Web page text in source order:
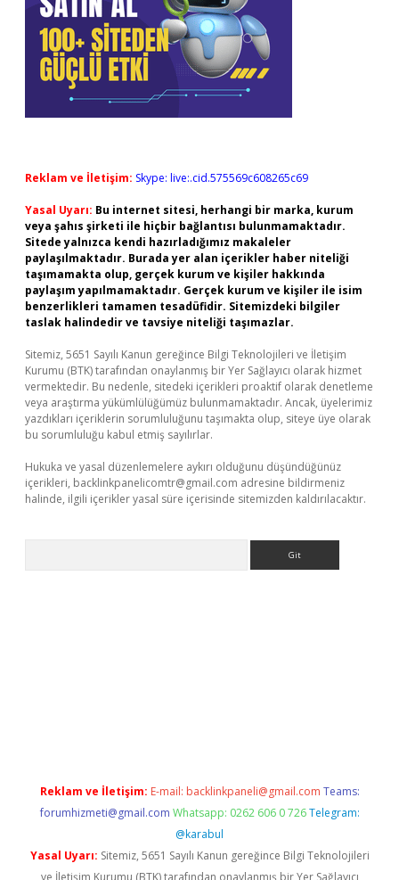
Reklam ve İletişim: Skype: live:.cid.575569c608265c69
Yasal Uyarı: Bu internet sitesi, herhangi bir marka, kurum
veya şahıs şirketi ile hiçbir bağlantısı bulunmamaktadır.
Sitede yalnızca kendi hazırladığımız makaleler
paylaşılmaktadır. Burada yer alan içerikler haber niteliği
taşımamakta olup, gerçek kurum ve kişiler hakkında
paylaşım yapılmamaktadır. Gerçek kurum ve kişiler ile isim
benzerlikleri tamamen tesadüfidir. Sitemizdeki bilgiler
taslak halindedir ve tavsiye niteliği taşımazlar.
Sitemiz, 5651 Sayılı Kanun gereğince Bilgi Teknolojileri ve İletişim
Kurumu (BTK) tarafından onaylanmış bir Yer Sağlayıcı olarak hizmet
vermektedir. Bu nedenle, sitedeki içerikleri proaktif olarak denetleme
veya araştırma yükümlülüğümüz bulunmamaktadır. Ancak, üyelerimiz
yazdıkları içeriklerin sorumluluğunu taşımakta olup, siteye üye olarak
bu sorumluluğu kabul etmiş sayılırlar.
Hukuka ve yasal düzenlemelere aykırı olduğunu düşündüğünüz
içerikleri, backlinkpanelicomtr@gmail.com adresine bildirmeniz
halinde, ilgili içerikler yasal süre içerisinde sitemizden kaldırılacaktır.
Reklam ve İletişim: E-mail: backlinkpaneli@gmail.com Teams:
forumhizmeti@gmail.com Whatsapp: 0262 606 0 726 Telegram:
@karabul
Yasal Uyarı: Sitemiz, 5651 Sayılı Kanun gereğince Bilgi Teknolojileri
ve İletişim Kurumu (BTK) tarafından onaylanmış bir Yer Sağlayıcı